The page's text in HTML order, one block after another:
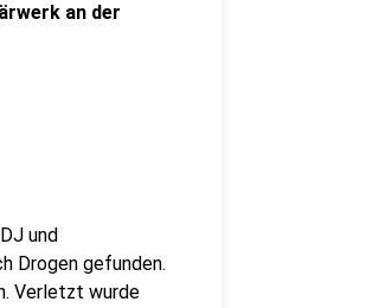
an der
und
Drogen gefunden.
Verletzt wurde